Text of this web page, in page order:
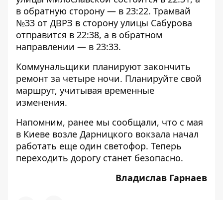
в обратную сторону — в 23:22. Трамвай
№33 от ДВРЗ в сторону улицы Сабурова
отправится в 22:38, а в обратном
направлении — в 23:33.
Коммунальщики планируют закончить
ремонт за четыре ночи. Планируйте свой
маршрут, учитывая временные
изменения.
Напомним, ранее мы сообщали, что с мая
в Киеве возле Дарницкого вокзала начал
работать еще один светофор. Теперь
переходить дорогу станет безопасно.
Владислав Гарнаев